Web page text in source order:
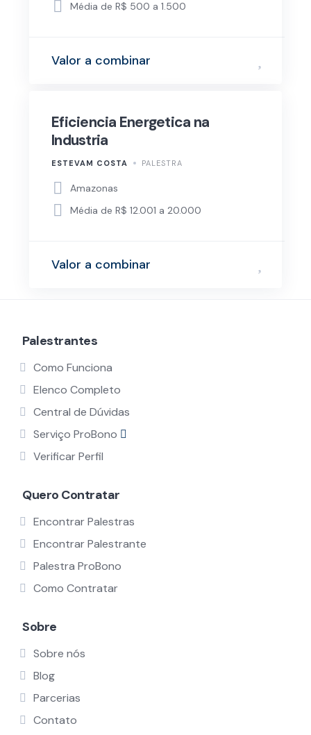
Média de R$ 500 a 1.500
Valor a combinar
Eficiencia Energetica na
Industria
ESTEVAM COSTA PALESTRA
Amazonas
Média de R$ 12.001 a 20.000
Valor a combinar
Palestrantes
Como Funciona
Elenco Completo
Central de Dúvidas
Serviço ProBono
Verificar Perfil
Quero Contratar
Encontrar Palestras
Encontrar Palestrante
Palestra ProBono
Como Contratar
Sobre
Sobre nós
Blog
Parcerias
Contato